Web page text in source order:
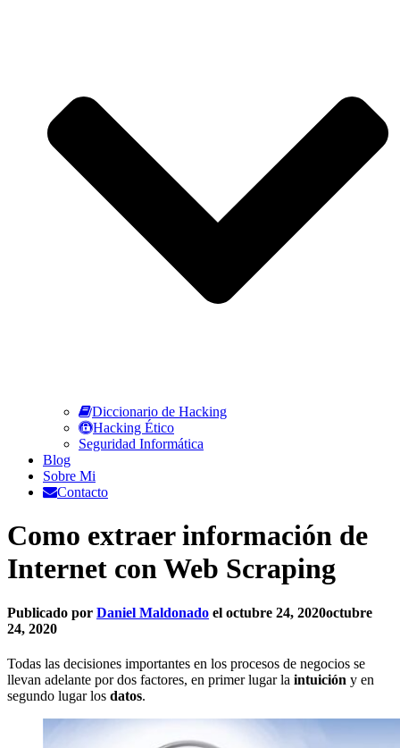
Diccionario de Hacking
Hacking Ético
Seguridad Informática
Blog
Sobre Mi
Contacto
Como extraer información de
Internet con Web Scraping
Publicado por Daniel Maldonado el octubre 24, 2020octubre
24, 2020
Todas las decisiones importantes en los procesos de negocios se
llevan adelante por dos factores, en primer lugar la intuición y en
segundo lugar los datos.